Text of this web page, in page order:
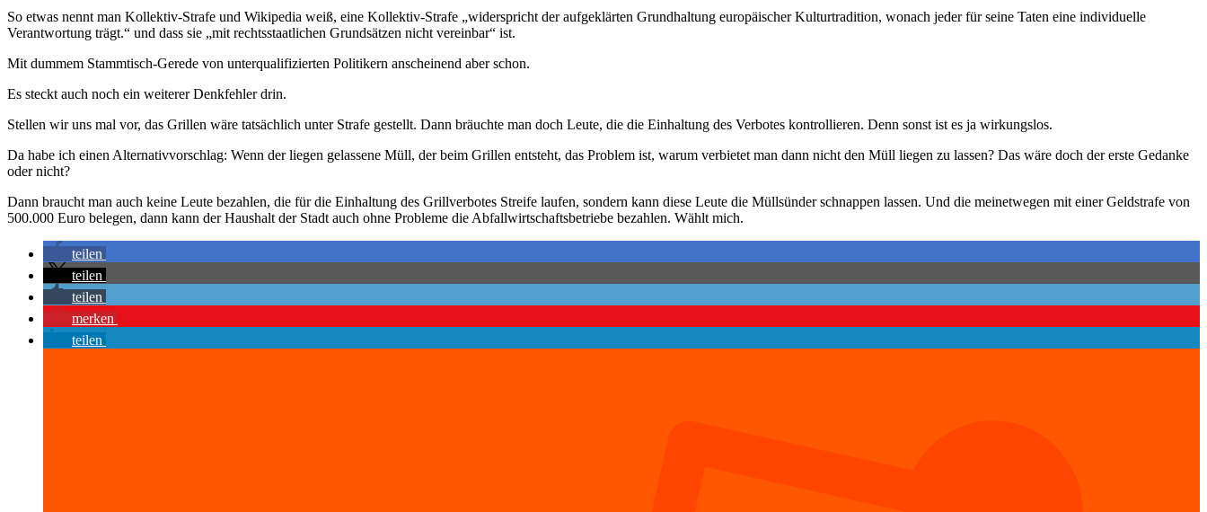
So etwas nennt man Kollektiv-Strafe und Wikipedia weiß, eine Kollektiv-Strafe „widerspricht der aufgeklärten Grundhaltung europäischer Kulturtradition, wonach jeder für seine Taten eine individuelle
Verantwortung trägt.“ und dass sie „mit rechtsstaatlichen Grundsätzen nicht vereinbar“ ist.
Mit dummem Stammtisch-Gerede von unterqualifizierten Politikern anscheinend aber schon.
Es steckt auch noch ein weiterer Denkfehler drin.
Stellen wir uns mal vor, das Grillen wäre tatsächlich unter Strafe gestellt. Dann bräuchte man doch Leute, die die Einhaltung des Verbotes kontrollieren. Denn sonst ist es ja wirkungslos.
Da habe ich einen Alternativvorschlag: Wenn der liegen gelassene Müll, der beim Grillen entsteht, das Problem ist, warum verbietet man dann nicht den Müll liegen zu lassen? Das wäre doch der erste Gedanke
oder nicht?
Dann braucht man auch keine Leute bezahlen, die für die Einhaltung des Grillverbotes Streife laufen, sondern kann diese Leute die Müllsünder schnappen lassen. Und die meinetwegen mit einer Geldstrafe von
500.000 Euro belegen, dann kann der Haushalt der Stadt auch ohne Probleme die Abfallwirtschaftsbetriebe bezahlen. Wählt mich.
teilen
teilen
teilen
merken
teilen